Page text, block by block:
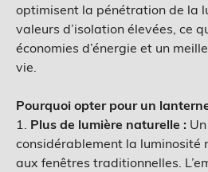
optimisent la pénétration de la
valeurs d’isolation élevées, ce
économies d’énergie et un
vie.
Pourquoi opter pour un
1. Plus de lumière naturelle :
considérablement la
aux fenêtres traditionnelles.